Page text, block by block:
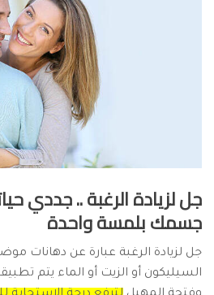
جل لزيادة الرغبة .. جددي
جسمك بلمسة واحدة
جل لزيادة الرغبة عبارة عن دهانات
السيليكون أو الزيت أو الماء يتم